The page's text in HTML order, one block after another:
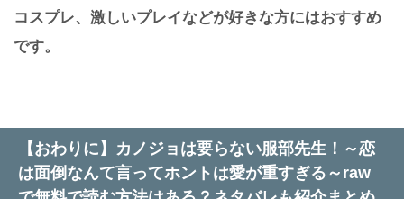
コスプレ、激しいプレイなどが好きな方にはおすすめ
です。
【おわりに】カノジョは要らない服部先生！～恋
は面倒なんて言ってホントは愛が重すぎる～raw